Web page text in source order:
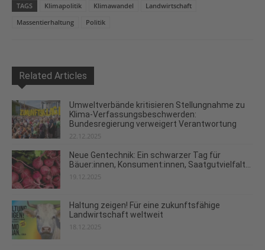
TAGS
Klimapolitik Klimawandel
Landwirtschaft
Massentierhaltung
Politik
Related Articles
Umweltverbände kritisieren Stellungnahme zu
Klima-Verfassungsbeschwerden:
Bundesregierung verweigert Verantwortung
22.12.2025
Neue Gentechnik: Ein schwarzer Tag für
Bäuer:innen, Konsument:innen, Saatgutvielfalt...
19.12.2025
Haltung zeigen! Für eine zukunftsfähige
Landwirtschaft weltweit
18.12.2025